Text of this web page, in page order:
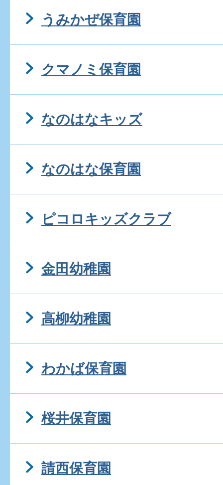
うみかぜ保育園
クマノミ保育園
なのはなキッズ
なのはな保育園
ピコロキッズクラブ
金田幼稚園
高柳幼稚園
わかば保育園
桜井保育園
請西保育園